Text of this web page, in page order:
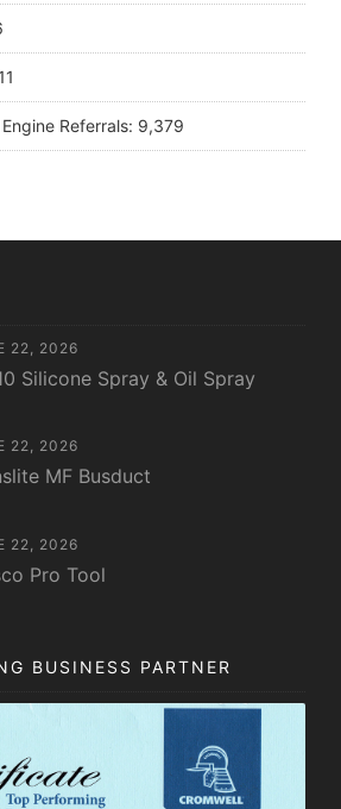
Referrals: 9,379
22, 2026
Silicone Spray & Oil Spray
22, 2026
MF Busduct
22, 2026
Pro Tool
BUSINESS PARTNER